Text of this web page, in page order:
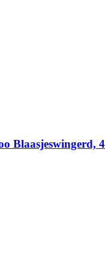
Blaasjeswingerd,